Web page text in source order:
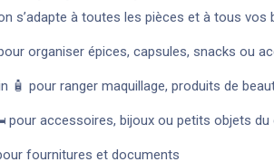
s’adapte à toutes les pièces et à tous vos
organiser épices, capsules, snacks ou
🧴 pour ranger maquillage, produits de
pour accessoires, bijoux ou petits objets du
fournitures et documents